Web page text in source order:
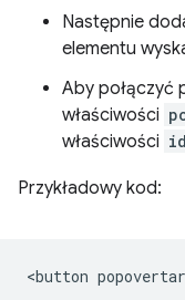
Następnie
elementu
Aby połączyć
właściwości
właściwości id
Przykładowy kod:
<button